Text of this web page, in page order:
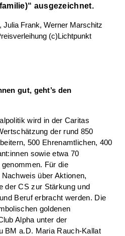
ausgezeichnet.
gut, geht’s den
wird in der Caritas
der rund 850
500 Ehrenamtlichen, 400
sowie etwa 70
Für die
über Aktionen,
der CS zur Stärkung und
Beruf erbracht werden. Die
goldenen
Alpha unter der
BM a.D. Maria Rauch-Kallat